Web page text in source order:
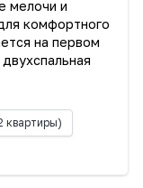
мелочи и
комфортного
на первом
квартиры)